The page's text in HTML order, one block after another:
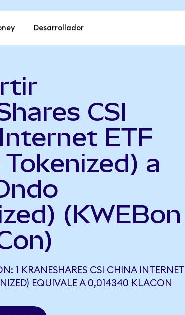
Desarrollador
CSI
ETF
a
(KWEBon
1 KRANESHARES CSI CHINA INTERNET
EQUIVALE A 0,014340 KLACON